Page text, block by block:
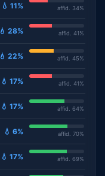
💧 11% affid. 34%
💧 28% affid. 41%
💧 22% affid. 45%
💧 17% affid. 41%
💧 17% affid. 64%
💧 6% affid. 70%
💧 17% affid. 69%